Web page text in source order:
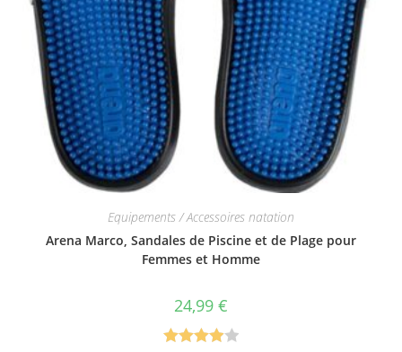
Equipements / Accessoires natation
Arena Marco, Sandales de Piscine et de Plage pour
Femmes et Homme
24,99 €